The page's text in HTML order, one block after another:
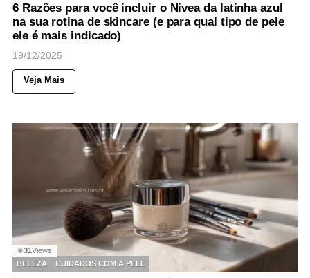
6 Razões para você incluir o Nivea da latinha azul
na sua rotina de skincare (e para qual tipo de pele
ele é mais indicado)
19/12/2025
Veja Mais
◉31Views
BELEZA
CUIDADOS COM A PELE